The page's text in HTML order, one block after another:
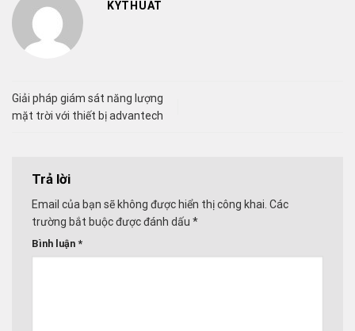
KYTHUAT
Giải pháp giám sát năng lượng
mặt trời với thiết bị advantech
Trả lời
Email của bạn sẽ không được hiển thị công khai. Các
trường bắt buộc được đánh dấu *
Bình luận *